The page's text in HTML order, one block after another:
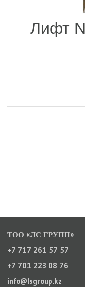
Лифт
ТОО «ЛС ГРУПП»
+7 717 261 57 57
+7 701 223 08 76
info@lsgroup.kz